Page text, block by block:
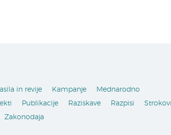
in revije Kampanje
Mednarodno
Publikacije Raziskave Razpisi
Zakonodaja